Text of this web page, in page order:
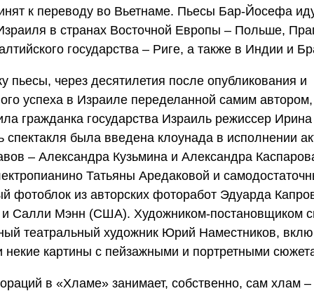
к переводу во Вьетнаме. Пьесы Бар-Йосефа
в странах Восточной Европы – Польше,
государства – Риге, а также в Индии и
пьесы, через десятилетия после опубликования и
успеха в Израиле переделанной самим автором,
гражданка государства Израиль режиссер Ирина
спектакля была введена клоунада в исполнении
– Александра Кузьмина и Александра
Татьяны Аредаковой и
фотоблок из авторских фоторабот Эдуарда
Салли Мэнн (США). Художником-постановщиком
театральный художник Юрий Наместников,
некие картины с пейзажными и портретными
в «Хламе» занимает, собственно, сам хлам –